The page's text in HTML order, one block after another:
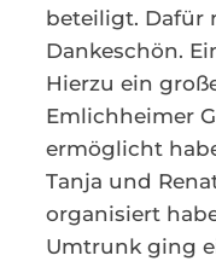
beteiligt. Dafür
Dankeschön.
Hierzu ein
Emlichheimer
ermöglicht
Tanja und
organisiert
Umtrunk ging